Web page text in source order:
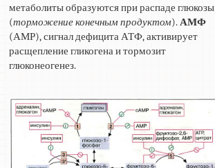
метаболиты образуются при распаде глюкозы
(торможение конечным продуктом).АМФ
(АМР), сигнал дефицита АТФ, активирует
расщепление гликогена и тормозит
глюконеогенез.